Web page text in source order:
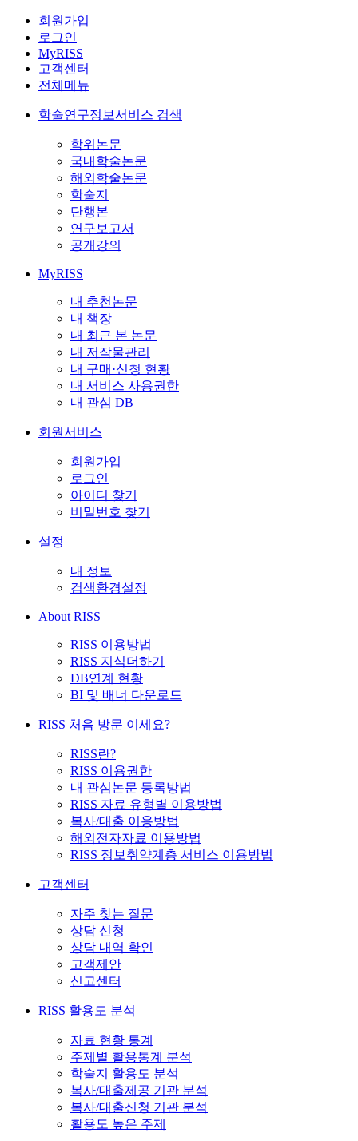
회원가입
로그인
MyRISS
고객센터
전체메뉴
학술연구정보서비스 검색
학위논문
국내학술논문
해외학술논문
학술지
단행본
연구보고서
공개강의
MyRISS
내 추천논문
내 책장
내 최근 본 논문
내 저작물관리
내 구매·신청 현황
내 서비스 사용권한
내 관심 DB
회원서비스
회원가입
로그인
아이디 찾기
비밀번호 찾기
설정
내 정보
검색환경설정
About RISS
RISS 이용방법
RISS 지식더하기
DB연계 현황
BI 및 배너 다운로드
RISS 처음 방문 이세요?
RISS란?
RISS 이용권한
내 관심논문 등록방법
RISS 자료 유형별 이용방법
복사/대출 이용방법
해외전자자료 이용방법
RISS 정보취약계층 서비스 이용방법
고객센터
자주 찾는 질문
상담 신청
상담 내역 확인
고객제안
신고센터
RISS 활용도 분석
자료 현황 통계
주제별 활용통계 분석
학술지 활용도 분석
복사/대출제공 기관 분석
복사/대출신청 기관 분석
활용도 높은 주제